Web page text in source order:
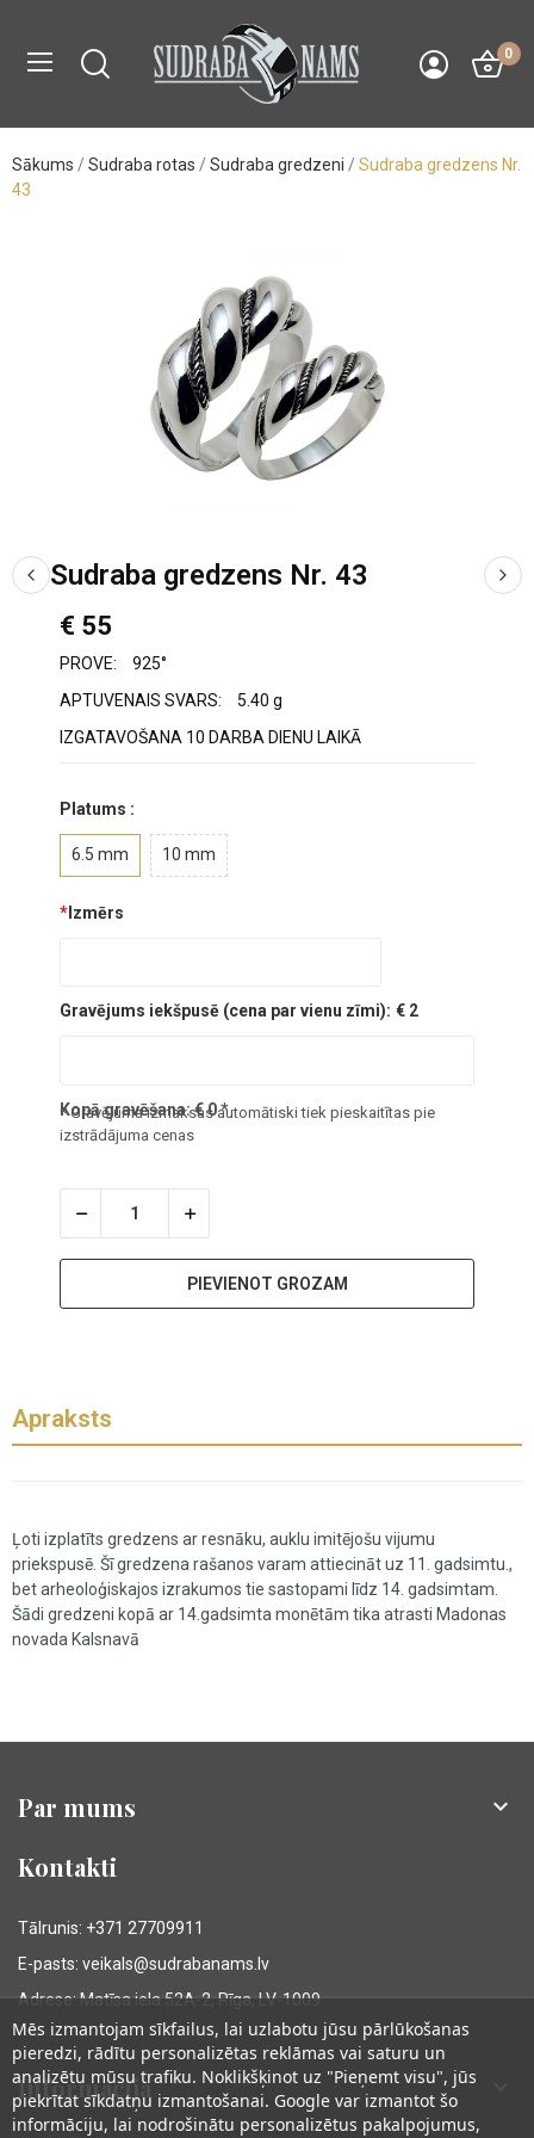
0
Sākums Sudraba rotas Sudraba gredzeni
Sudraba gredzens Nr.
43
Sudraba gredzens Nr. 43
€ 55
PROVE:
925°
APTUVENAIS SVARS:
5.40 g
IZGATAVOŠANA 10 DARBA DIENU LAIKĀ
Platums :
6.5 mm 10 mm
* Izmērs
Gravējums iekšpusē (cena par vienu zīmi): € 2
Kopā gravēšana:€0*
* Gravējuma izmaksas automātiski tiek pieskaitītas pie
izstrādājuma cenas
PIEVIENOT GROZAM
Apraksts
Ļoti izplatīts gredzens ar resnāku, auklu imitējošu vijumu
priekspusē. Šī gredzena rašanos varam attiecināt uz 11. gadsimtu.,
bet arheoloģiskajos izrakumos tie sastopami līdz 14. gadsimtam.
Šādi gredzeni kopā ar 14.gadsimta monētām tika atrasti Madonas
novada Kalsnavā
Par mums 
Kontakti
Tālrunis: +371 27709911
E-pasts: veikals@sudrabanams.lv
Adrese: Matīsa iela 52A-2, Rīga, LV-1009
Informācija
Mēs izmantojam sīkfailus, lai uzlabotu jūsu pārlūkošanas
pieredzi, rādītu personalizētas reklāmas vai saturu un
analizētu mūsu trafiku. Noklikšķinot uz "Pieņemt visu", jūs
piekrītat sīkdatņu izmantošanai. Google var izmantot šo
informāciju, lai nodrošinātu personalizētus pakalpojumus,